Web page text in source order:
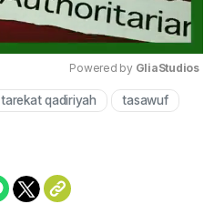
Mute
Powered by GliaStudios
tarekat qadiriyah tasawuf